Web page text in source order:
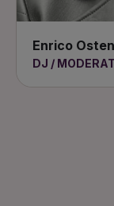
Enrico
DJ /